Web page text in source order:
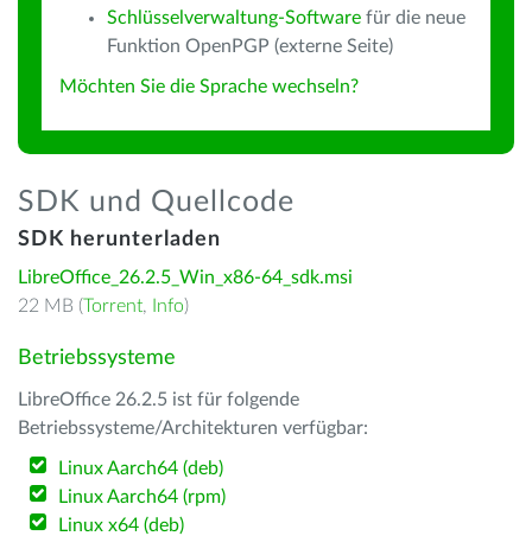
Schlüsselverwaltung-Software für die neue
Funktion OpenPGP (externe Seite)
Möchten Sie die Sprache wechseln?
SDK und Quellcode
SDK herunterladen
LibreOffice_26.2.5_Win_x86-64_sdk.msi
22 MB (Torrent, Info)
Betriebssysteme
LibreOffice 26.2.5 ist für folgende
Betriebssysteme/Architekturen verfügbar:
Linux Aarch64 (deb)
Linux Aarch64 (rpm)
Linux x64 (deb)